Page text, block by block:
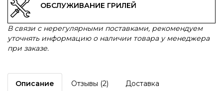
ОБСЛУЖИВАНИЕ ГРИЛЕЙ
В связи с нерегулярными поставками, рекомендуем
уточнять информацию о наличии товара у менеджера
при заказе.
Описание Отзывы (2) Доставка